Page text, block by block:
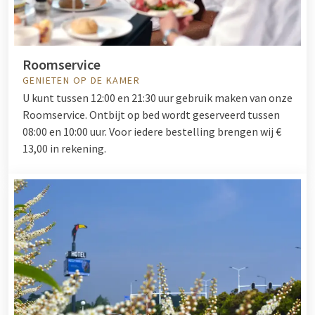
Roomservice
GENIETEN OP DE KAMER
U kunt tussen 12:00 en 21:30 uur gebruik maken van onze
Roomservice. Ontbijt op bed wordt geserveerd tussen
08:00 en 10:00 uur. Voor iedere bestelling brengen wij €
13,00 in rekening.